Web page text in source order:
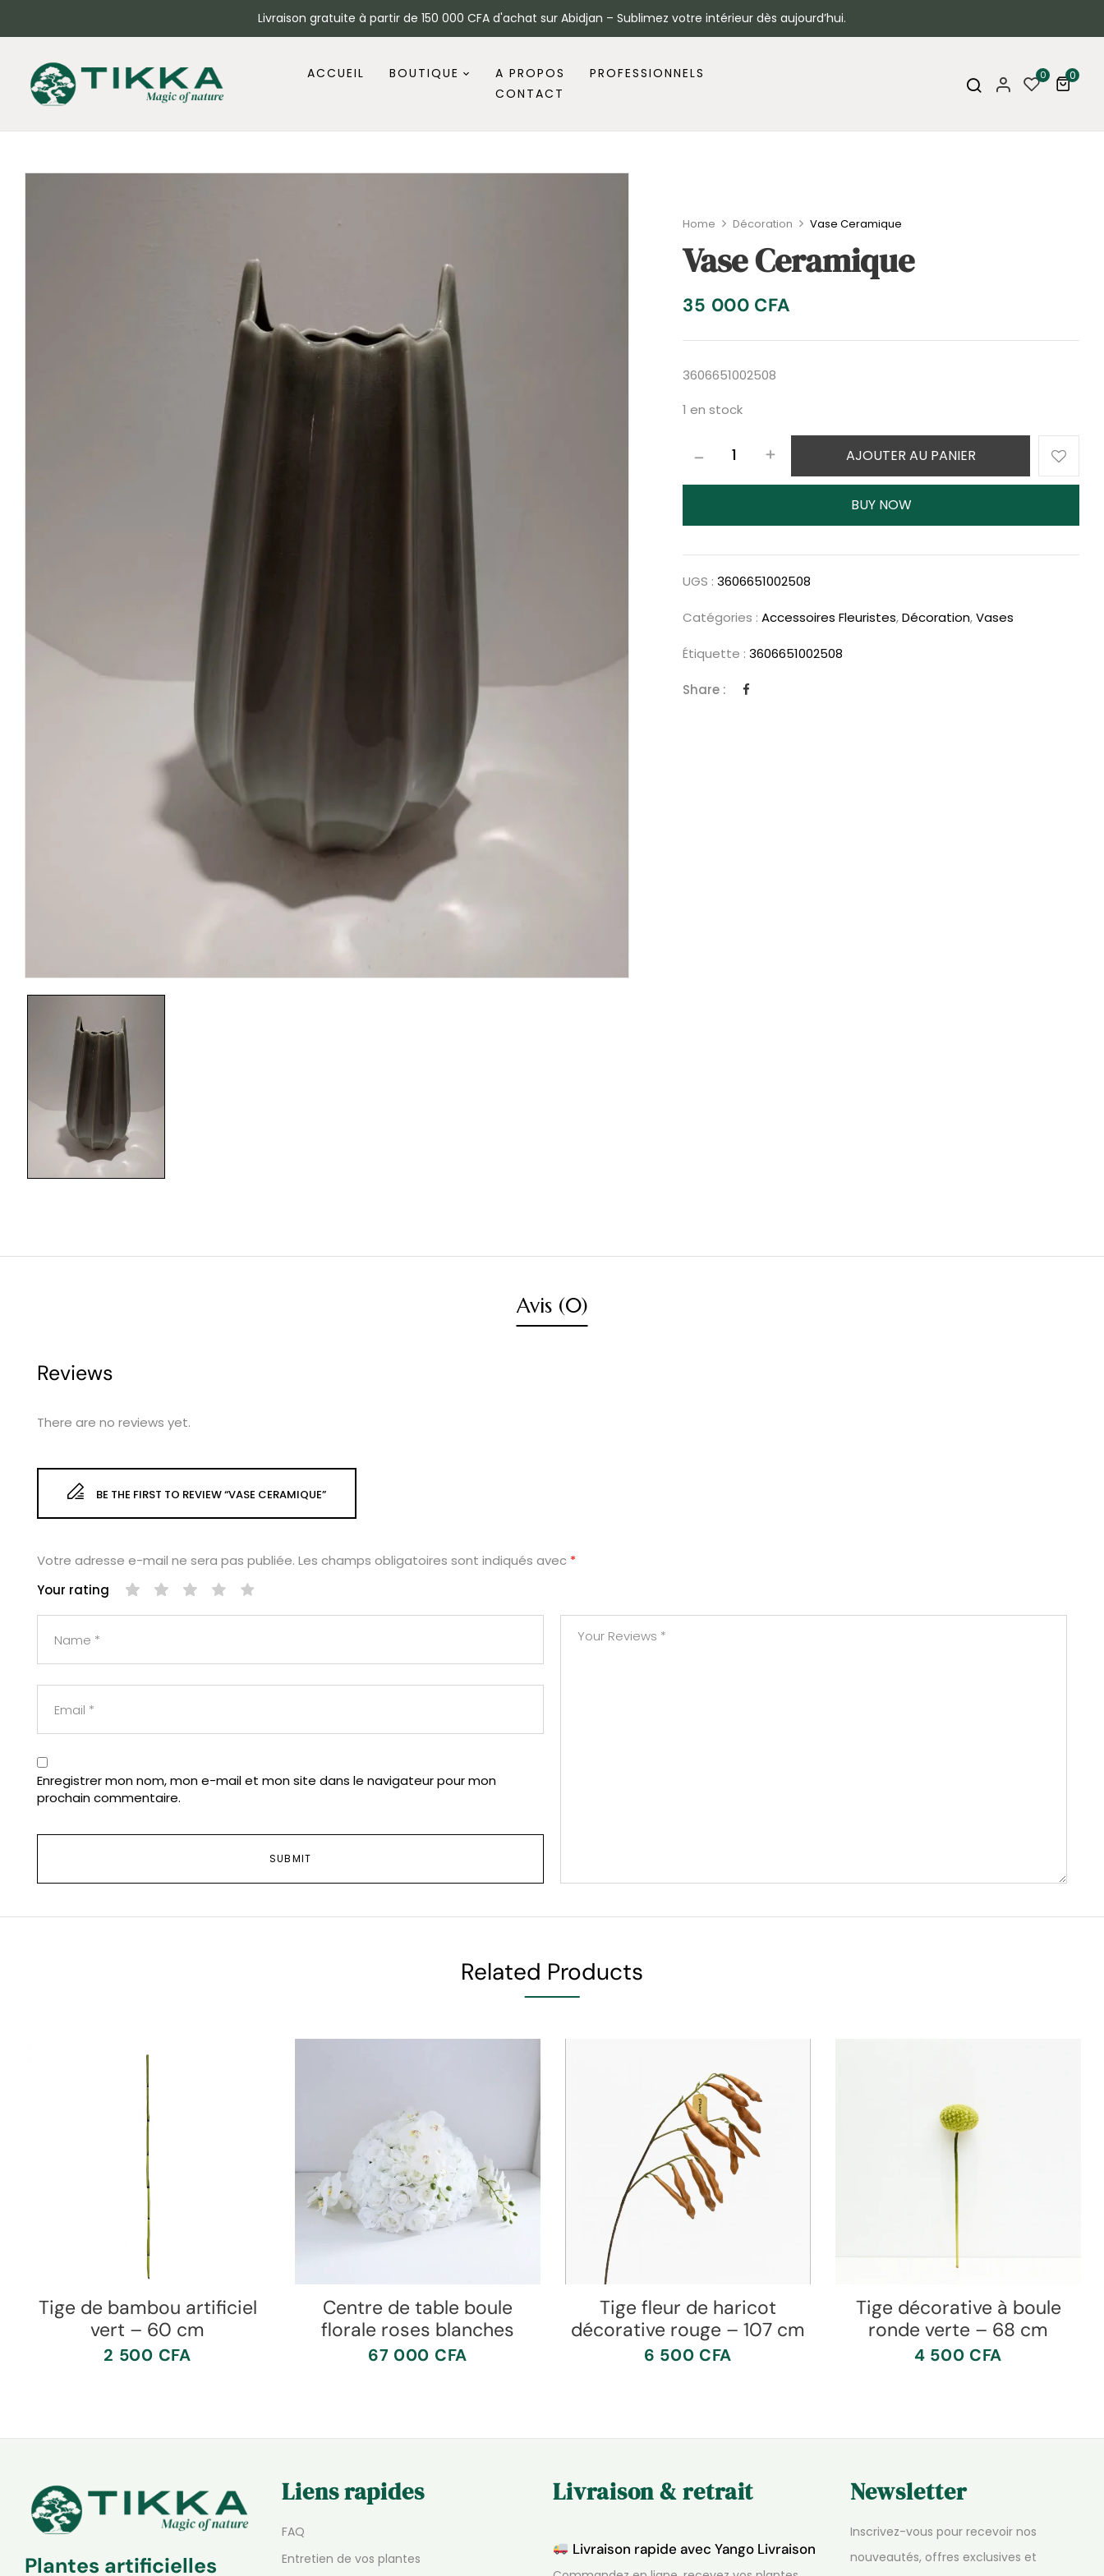
Livraison gratuite à partir de 150 000 CFA d'achat sur Abidjan – Sublimez votre intérieur dès aujourd’hui.
ACCUEIL BOUTIQUE A PROPOS
PROFESSIONNELS
CONTACT
0 0
Home Décoration Vase Ceramique
Vase Ceramique
35 000 CFA
3606651002508
1 en stock
AJOUTER AU PANIER
BUY NOW
UGS :3606651002508
Catégories :Accessoires Fleuristes,Décoration,Vases
Étiquette :3606651002508
Share :
Avis (0)
Reviews
There are no reviews yet.
BE THE FIRST TO REVIEW “VASE CERAMIQUE”
Votre adresse e-mail ne sera pas publiée. Les champs obligatoires sont indiqués avec *
Your rating
Enregistrer mon nom, mon e-mail et mon site dans le navigateur pour mon
prochain commentaire.
Related Products
Tige de bambou artificiel
vert – 60 cm
2 500 CFA
Centre de table boule
florale roses blanches
67 000 CFA
Tige fleur de haricot
décorative rouge – 107 cm
6 500 CFA
Tige décorative à boule
ronde verte – 68 cm
4 500 CFA
Plantes artificielles
Liens rapides
FAQ
Entretien de vos plantes
Livraison & retrait
Livraison rapide avec Yango Livraison
Newsletter
Inscrivez-vous pour recevoir nos
nouveautés, offres exclusives et